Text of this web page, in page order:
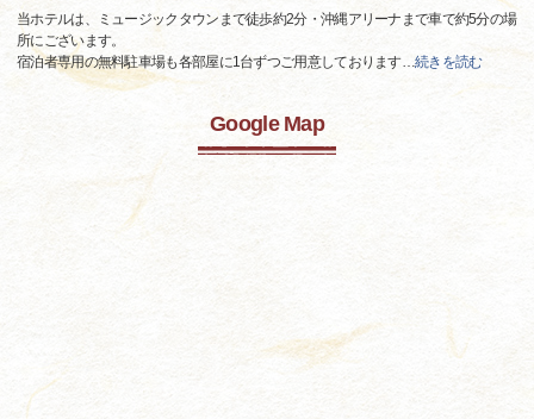
当ホテルは、ミュージックタウンまで徒歩約2分・沖縄アリーナまで車で約5分の場
所にございます。
宿泊者専用の無料駐車場も各部屋に1台ずつご用意しております…続きを読む
Google Map